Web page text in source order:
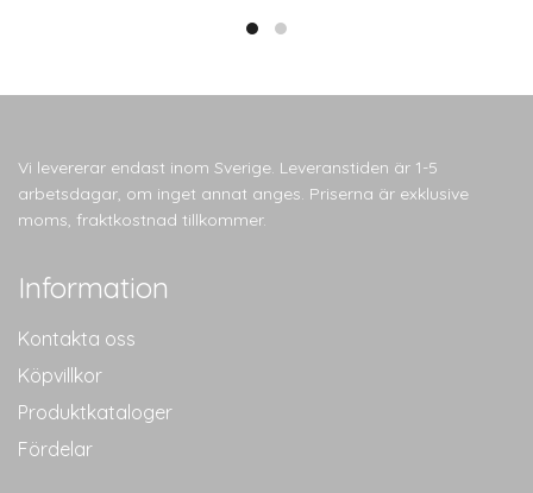
Vi levererar endast inom Sverige. Leveranstiden är 1-5
arbetsdagar, om inget annat anges. Priserna är exklusive
moms, fraktkostnad tillkommer.
Information
Kontakta oss
Köpvillkor
Produktkataloger
Fördelar